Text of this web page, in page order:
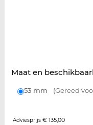
Maat en
53 mm (Gereed
Adviesprijs € 135,00